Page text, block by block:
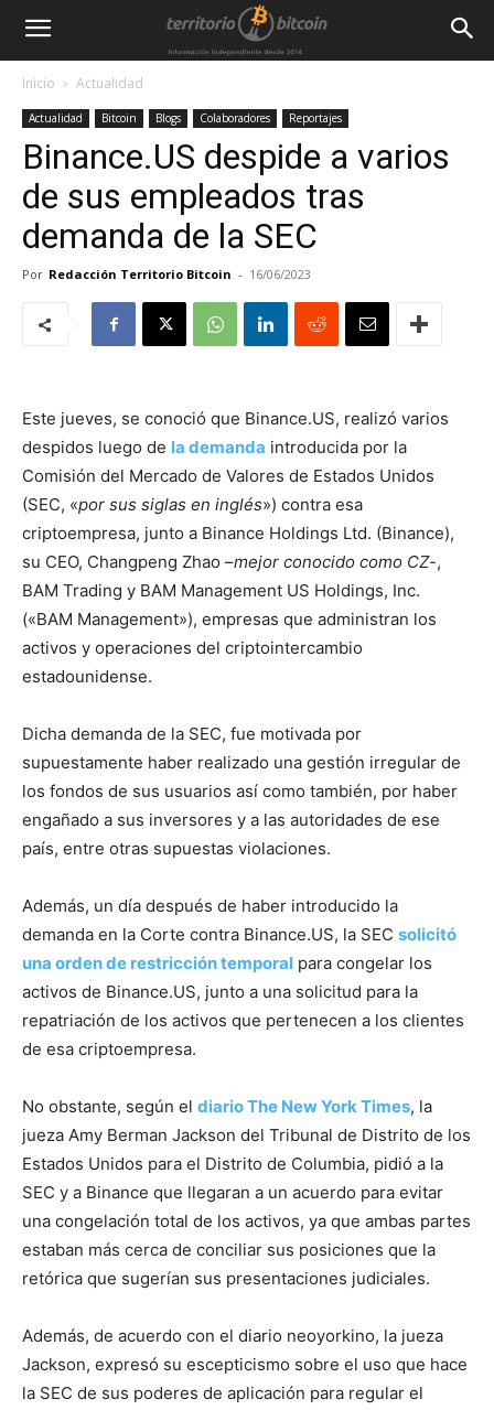
Inicio Actualidad
Actualidad Bitcoin Blogs Colaboradores Reportajes
Binance.US despide a varios
de sus empleados tras
demanda de la SEC
Por Redacción Territorio Bitcoin - 16/06/2023
Este jueves, se conoció que Binance.US, realizó varios
despidos luego de la demanda introducida por la
Comisión del Mercado de Valores de Estados Unidos
(SEC, «por sus siglas en inglés») contra esa
criptoempresa, junto a Binance Holdings Ltd. (Binance),
su CEO, Changpeng Zhao –mejor conocido como CZ-,
BAM Trading y BAM Management US Holdings, Inc.
(«BAM Management»), empresas que administran los
activos y operaciones del criptointercambio
estadounidense.
Dicha demanda de la SEC, fue motivada por
supuestamente haber realizado una gestión irregular de
los fondos de sus usuarios así como también, por haber
engañado a sus inversores y a las autoridades de ese
país, entre otras supuestas violaciones.
Además, un día después de haber introducido la
demanda en la Corte contra Binance.US, la SEC solicitó
una orden de restricción temporal para congelar los
activos de Binance.US, junto a una solicitud para la
repatriación de los activos que pertenecen a los clientes
de esa criptoempresa.
No obstante, según el diario The New York Times, la
jueza Amy Berman Jackson del Tribunal de Distrito de los
Estados Unidos para el Distrito de Columbia, pidió a la
SEC y a Binance que llegaran a un acuerdo para evitar
una congelación total de los activos, ya que ambas partes
estaban más cerca de conciliar sus posiciones que la
retórica que sugerían sus presentaciones judiciales.
Además, de acuerdo con el diario neoyorkino, la jueza
Jackson, expresó su escepticismo sobre el uso que hace
la SEC de sus poderes de aplicación para regular el